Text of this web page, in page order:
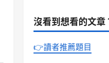
沒看到想看的文章
👉讀者推薦題目